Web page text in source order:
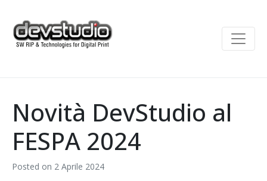
Novità DevStudio al
FESPA 2024
Posted on 2 Aprile 2024